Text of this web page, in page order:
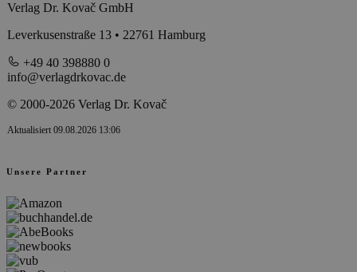
Verlag Dr. Kovač GmbH
Leverkusenstraße 13 • 22761 Hamburg
+49 40 398880 0
info@verlagdrkovac.de
© 2000-2026 Verlag Dr. Kovač
Aktualisiert 09.08.2026 13:06
Unsere Partner